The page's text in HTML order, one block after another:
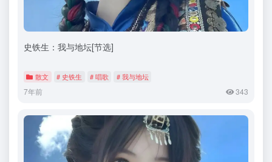
史铁生：我与地坛[节选]
散文 # 史铁生 # 唱歌 # 我与地坛
7年前 343